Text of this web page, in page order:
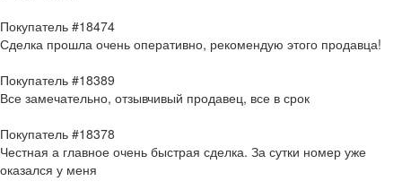
Покупатель #18474
Сделка прошла очень оперативно, рекомендую этого продавца!
Покупатель #18389
Все замечательно, отзывчивый продавец, все в срок
Покупатель #18378
Честная а главное очень быстрая сделка. За сутки номер уже
оказался у меня